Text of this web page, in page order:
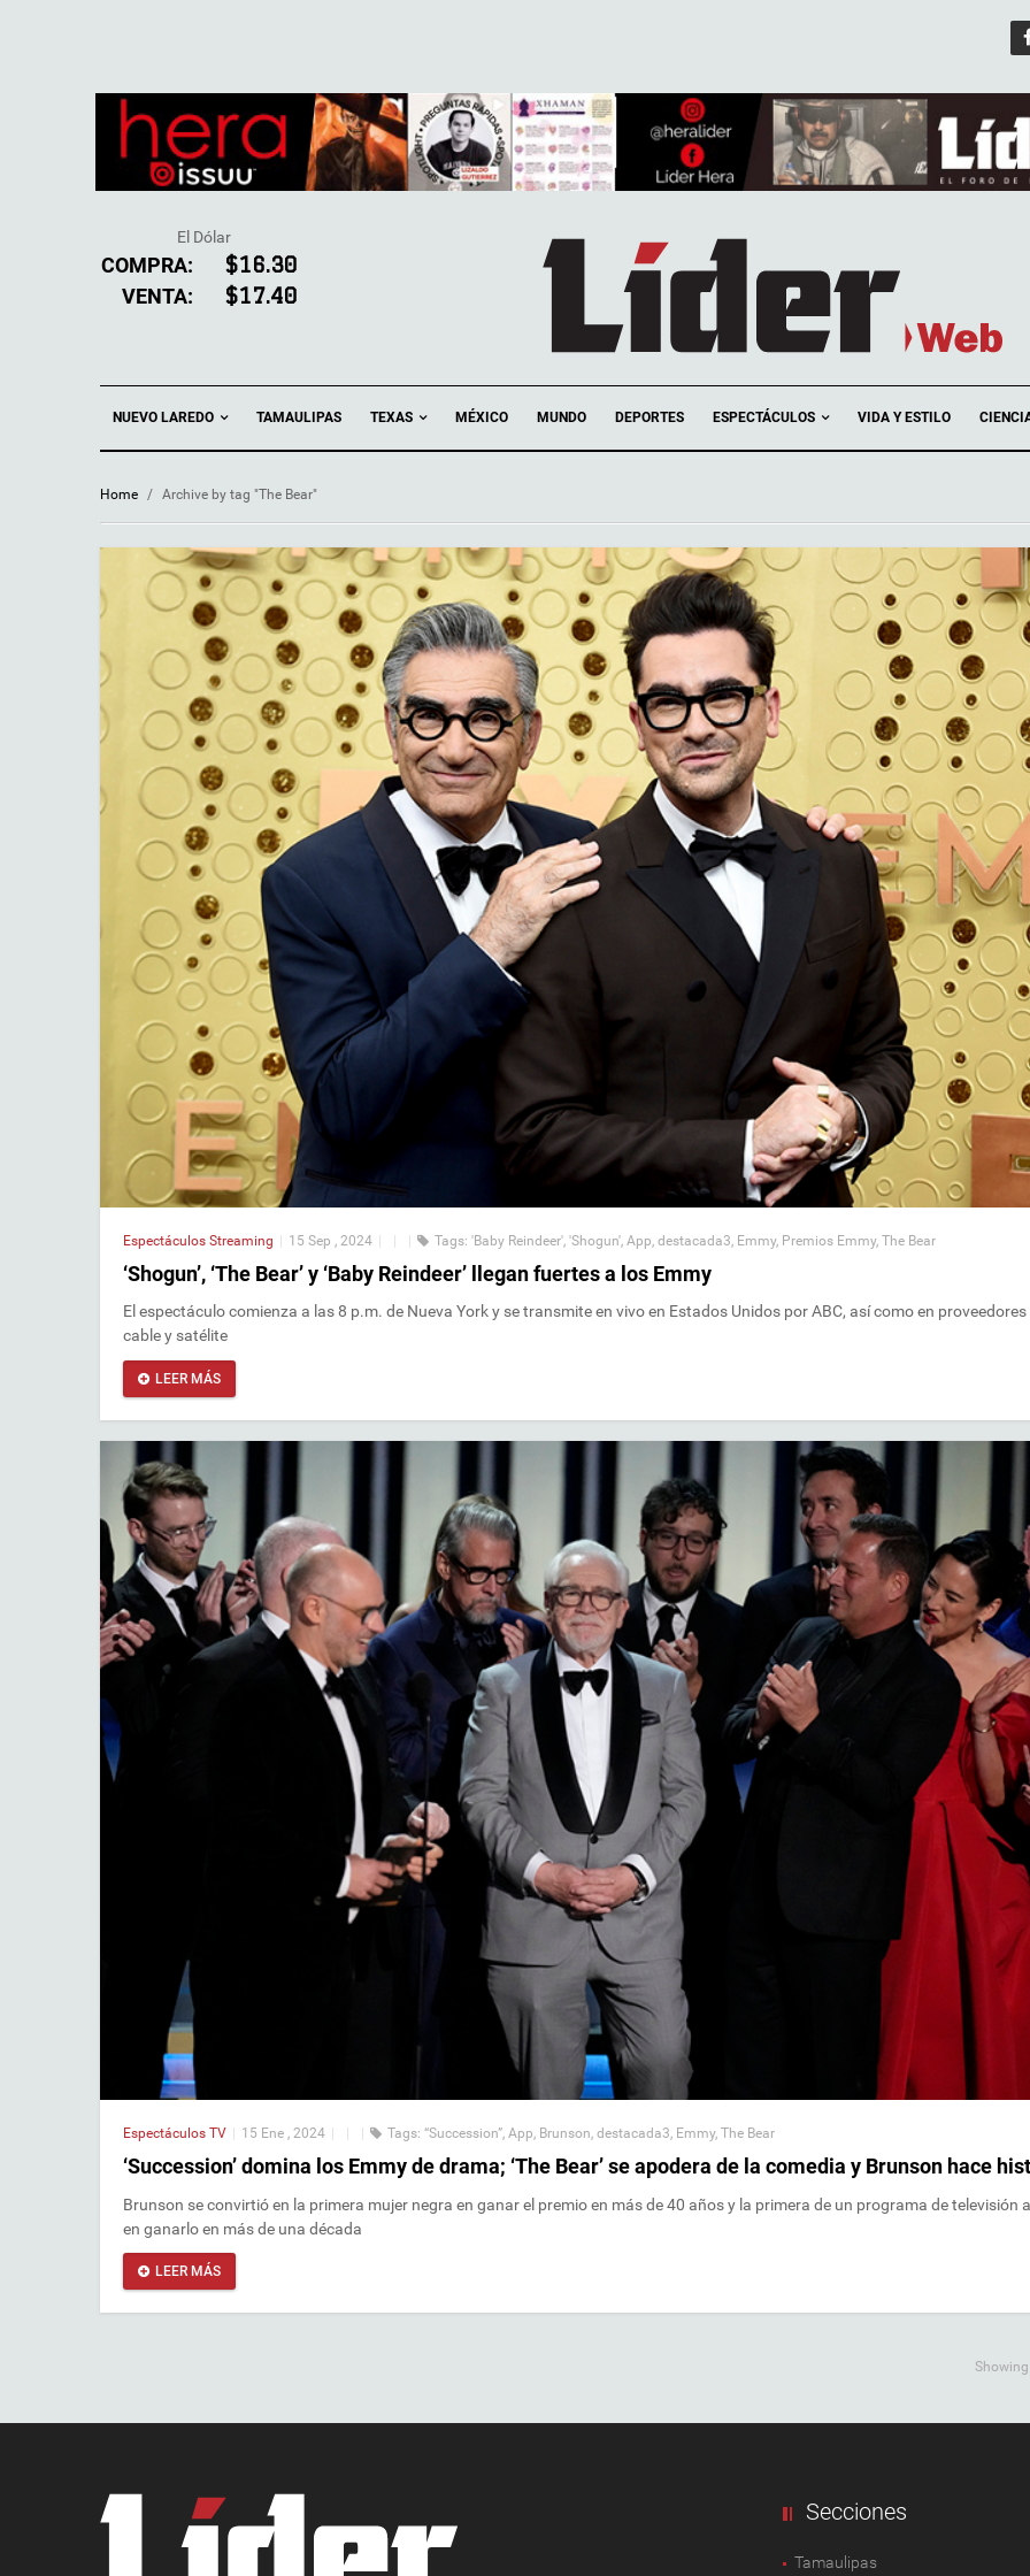
El Dólar
COMPRA: $16.30
VENTA: $17.40
NUEVO LAREDO TAMAULIPAS TEXAS MÉXICO MUNDO DEPORTES ESPECTÁCULOS VIDA Y ESTILO
Home / Archive by tag "The Bear"
Espectáculos Streaming | 15 Sep , 2024 | | | Tags: 'Baby Reindeer' 'Shogun' App destacada3 Emmy, Premios Emmy, The Bear
‘Shogun’, ‘The Bear’ y ‘Baby Reindeer’ llegan fuertes a los Emmy
El espectáculo comienza a las 8 p.m. de Nueva York y se transmite en vivo en Estados Unidos por ABC, así como en proveedores
cable y satélite
LEER MÁS
Espectáculos TV 15 Ene , 2024 Tags: “Succession”, App, Brunson, destacada3, Emmy, The Bear
‘Succession’ domina los Emmy de drama; ‘The Bear’ se apodera de la comedia y Brunson hace
Brunson se convirtió en la primera mujer negra en ganar el premio en más de 40 años y la primera de un programa de televisión
en ganarlo en más de una década
LEER MÁS
Secciones
Tamaulipas